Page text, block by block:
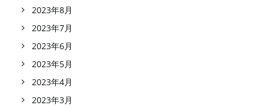
2023年8月
2023年7月
2023年6月
2023年5月
2023年4月
2023年3月